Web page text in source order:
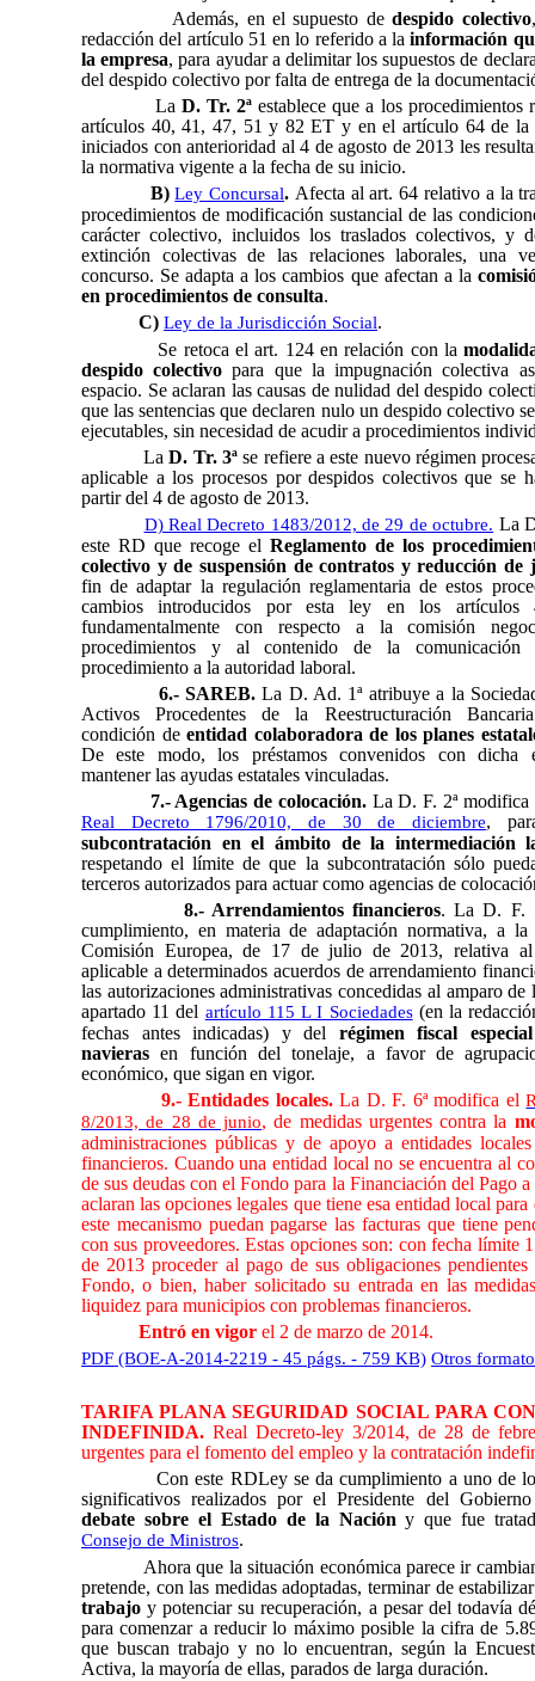
Además, en el supuesto dedespido colectivo
redacción del artículo 51 en lo referido a lainformación
la empresa, para ayudar a delimitar los supuestos de
del despido colectivo por falta de entrega de la
La D. Tr. 2ªestablece que a los procedimientos
artículos 40, 41, 47, 51 y 82 ET y en el artículo 64 de la
iniciados con anterioridad al 4 de agosto de 2013 les
la normativa vigente a la fecha de su inicio.
B)Ley Concursal. Afecta al art. 64 relativo a la
procedimientos de modificación sustancial de las
carácter colectivo, incluidos los traslados colectivos, y
extinción colectivas de las relaciones laborales, una
concurso. Se adapta a los cambios que afectan a la
en procedimientos de consulta.
C) Ley de la Jurisdicción Social.
Se retoca el art. 124 en relación con la
despido colectivo para que la impugnación colectiva
espacio. Se aclaran las causas de nulidad del despido
que las sentencias que declaren nulo un despido colectivo
ejecutables, sin necesidad de acudir a procedimientos
LaD. Tr. 3ª se refiere a este nuevo régimen
aplicable a los procesos por despidos colectivos que se
partir del 4 de agosto de 2013.
D) Real Decreto 1483/2012, de 29 de octubre. La
este RD que recoge el Reglamento de los
colectivo y de suspensión de contratos y reducción de
fin de adaptar la regulación reglamentaria de estos
cambios introducidos por esta ley en los
fundamentalmente con respecto a la comisión
procedimientos y al contenido de la
procedimiento a la autoridad laboral.
6.- SAREB.La D. Ad. 1ª atribuye a la
Activos Procedentes de la Reestructuración
condición deentidad colaboradora de los planes
De este modo, los préstamos convenidos con dicha
mantener las ayudas estatales vinculadas.
7.- Agencias de colocación.La D. F. 2ª modifica
Real Decreto 1796/2010, de 30 de diciembre,
subcontratación en el ámbito de la intermediación
respetando el límite de que la subcontratación sólo
terceros autorizados para actuar como agencias de
8.- Arrendamientos financieros. La D. F.
cumplimiento, en materia de adaptación normativa, a
Comisión Europea, de 17 de julio de 2013, relativa
aplicable a determinados acuerdos de arrendamiento
las autorizaciones administrativas concedidas al amparo
apartado 11 del artículo 115 L I Sociedades(en la
fechas antes indicadas) y del régimen fiscal
navieras en función del tonelaje, a favor de
económico, que sigan en vigor.
9.- Entidades locales.La D. F. 6ª modifica el
8/2013, de 28 de junio, de medidas urgentes contra la
administraciones públicas y de apoyo a entidades
financieros. Cuandouna entidad local no se encuentra al
de sus deudas con el Fondo para la Financiación del Pago a
aclaran las opciones legales que tiene esa entidad local
este mecanismo puedan pagarse las facturas que tiene
con sus proveedores. Estas opciones son: con fecha límite
de 2013 proceder al pago de sus obligaciones
Fondo, o bien, haber solicitado su entrada en las
liquidez para municipios con problemas financieros.
Entró en vigor el 2 de marzo de 2014.
PDF (BOE-A-2014-2219 - 45 págs. - 759 KB) Otros
TARIFA PLANA SEGURIDAD SOCIAL PARA
INDEFINIDA. Real Decreto-ley 3/2014, de 28 de
urgentes para el fomento del empleo y la contratación
Con este RDLey se da cumplimiento a uno de
significativos realizados por el Presidente del
debate sobre el Estado de la Nacióny que fue
Consejo de Ministros.
Ahora que la situación económica parece ir
pretende, con las medidas adoptadas, terminar de
trabajo y potenciar su recuperación, a pesar del todavía
para comenzar a reducir lo máximo posible la cifra de
que buscan trabajo y no lo encuentran, según la
Activa, la mayoría de ellas, parados de larga duración.